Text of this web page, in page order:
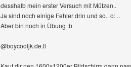
desshalb mein erster Versuch mit Mützen..
Ja sind noch einige Fehler drin und so.. o: ..
Aber bin noch in Übung :b
@boycooljk.de.tl